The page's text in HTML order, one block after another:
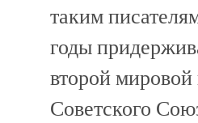
таким
годы
второй
Советского